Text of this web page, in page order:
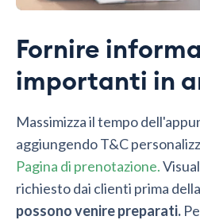
Fornire
importanti in
Massimizza il tempo
aggiungendo T&C
Pagina di prenotazione.
richiesto dai clienti prima
possono venire preparati.